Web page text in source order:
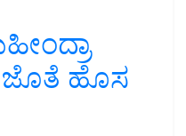
ಹೊಸ